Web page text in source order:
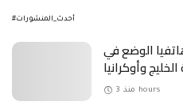
#أحدث_المنشورات
الوضع في
وأوكرانيا
منذ 3 hours